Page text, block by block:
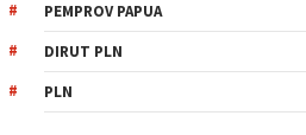
PEMPROV PAPUA
DIRUT PLN
PLN